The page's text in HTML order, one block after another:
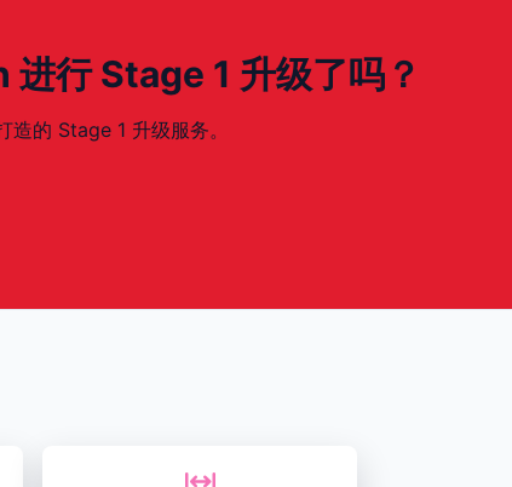
行 Stage 1 升级了吗？
的 Stage 1 升级服务。